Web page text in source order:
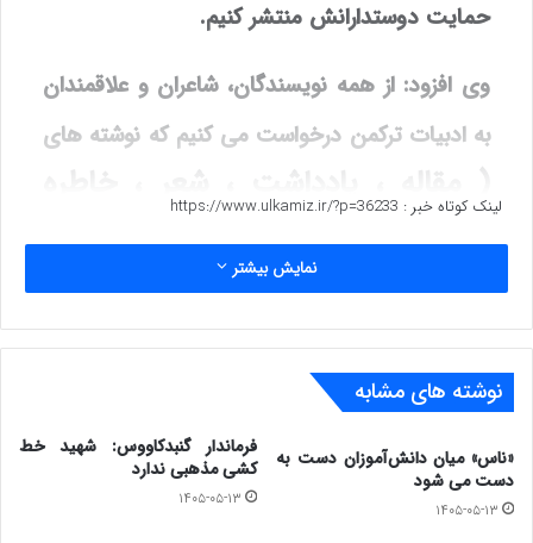
حمایت دوستدارانش منتشر کنیم.
وی افزود: از همه نویسندگان، شاعران و علاقمندان
به ادبیات ترکمن درخواست می کنیم که نوشته های
( مقاله ، یادداشت ، شعر ، خاطره
)خود را در باره زندگی ، شخصیت ادبی فرهنگی
اجتماعی، اشعار، افکار و اندیشه های زنده یاد ستار
سوقی تا ۱۵ خرداد به شماره پی وی تلگرام
۰۹۱۱۹۷۳۸۰۲۸ و یا نشانی الکترونیکی
latifizadi99@yahoo.com ارسال نمایند.
www.ulkamiz.ir
لینک کوتاه خبر : https://www.ulkamiz.ir/?p=36233
نمایش بیشتر
نوشته های مشابه
«ناس» میان دانش‌آموزان دست به
دست می شود
۱۴۰۵-۰۵-۱۳
فرماندار گنبدکاووس: شهید خط
کشی مذهبی ندارد
۱۴۰۵-۰۵-۱۳